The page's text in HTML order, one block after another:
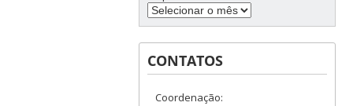
CONTATOS
Coordenação: